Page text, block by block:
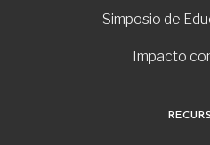
Simposio de
Impacto